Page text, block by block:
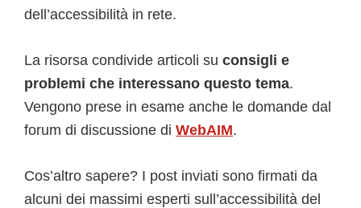
dell’accessibilità in rete.
La risorsa condivide articoli su consigli e
problemi che interessano questo tema.
Vengono prese in esame anche le domande dal
forum di discussione di WebAIM.
Cos’altro sapere? I post inviati sono firmati da
alcuni dei massimi esperti sull’accessibilità del